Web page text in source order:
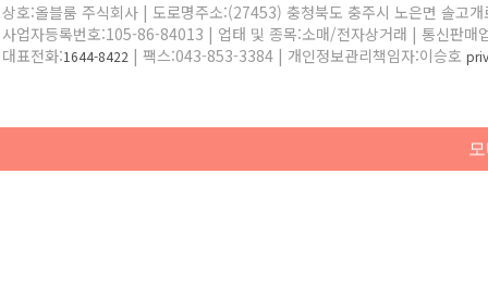
상호:올블룸 주식회사 | 도로명주소:(27453) 충청북도 충주시 노은면 솔고
사업자등록번호:105-86-84013 | 업태 및 종목:소매/전자상거래 | 통신판매
대표전화:1644-8422 | 팩스:043-853-3384 | 개인정보관리책임자:이승호